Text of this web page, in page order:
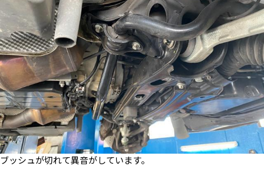
ブッシュが切れて異音がしています。